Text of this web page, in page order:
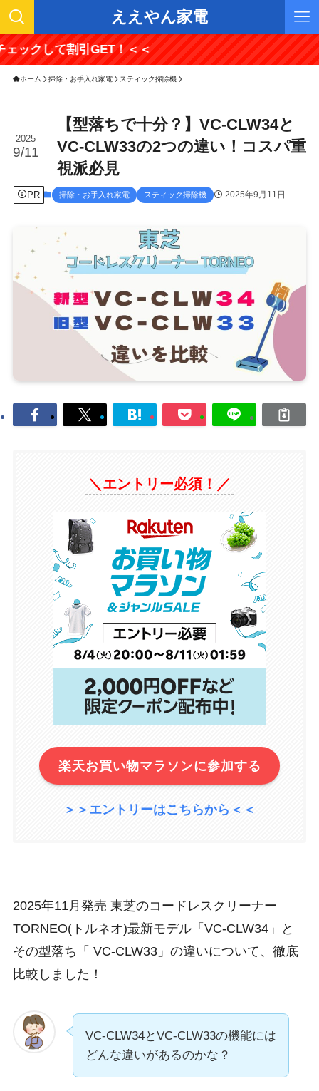
ええやん家電
割引GET！＜＜
ホーム 掃除・お手入れ家電 スティック掃除機
【型落ちで十分？】VC-CLW34と
VC-CLW33の2つの違い！コスパ重
視派必見
2025
9/11
PR 掃除・お手入れ家電 スティック掃除機 2025年9月11日
＼エントリー必須！／
楽天お買い物マラソンに参加する
＞＞エントリーはこちらから＜＜
2025年11月発売 東芝のコードレスクリーナー
TORNEO(トルネオ)最新モデル「VC-CLW34」と
その型落ち「 VC-CLW33」の違いについて、徹底
比較しました！
VC-CLW34とVC-CLW33の機能には
どんな違いがあるのかな？